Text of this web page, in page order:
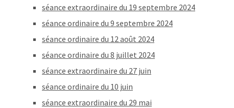
séance extraordinaire du 19 septembre 2024
séance ordinaire du 9 septembre 2024
séance ordinaire du 12 août 2024
séance ordinaire du 8 juillet 2024
séance extraordinaire du 27 juin
séance ordinaire du 10 juin
séance extraordinaire du 29 mai